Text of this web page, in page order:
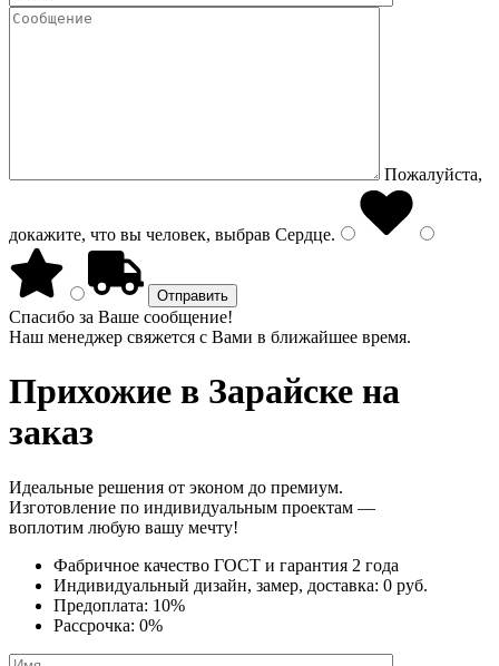
Пожалуйста,
докажите, что вы человек, выбрав Сердце.
Спасибо за Ваше сообщение!
Наш менеджер свяжется с Вами в ближайшее время.
Прихожие в Зарайске на
заказ
Идеальные решения от эконом до премиум.
Изготовление по индивидуальным проектам —
воплотим любую вашу мечту!
Фабричное качество ГОСТ и гарантия 2 года
Индивидуальный дизайн, замер, доставка: 0 руб.
Предоплата: 10%
Рассрочка: 0%